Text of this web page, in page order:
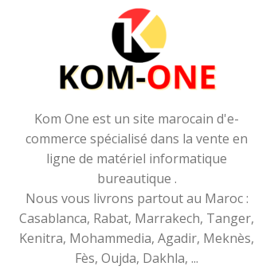
Kom One est un site marocain d'e-
commerce spécialisé dans la vente en
ligne de matériel informatique
bureautique .
Nous vous livrons partout au Maroc :
Casablanca, Rabat, Marrakech, Tanger,
Kenitra, Mohammedia, Agadir, Meknès,
Fès, Oujda, Dakhla, ...